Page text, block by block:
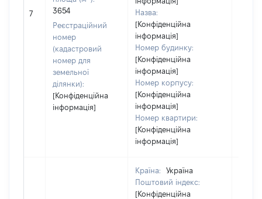
7
3654
Реєстраційний
номер
(кадастровий
номер для
земельної
ділянки):
[Конфіденційна
інформація]
Назва:
[Конфіденційна
інформація]
Номер будинку:
[Конфіденційна
інформація]
Номер корпусу:
[Конфіденційна
інформація]
Номер квартири:
[Конфіденційна
інформація]
Країна:
Україна
Поштовий індекс:
[Конфіденційна